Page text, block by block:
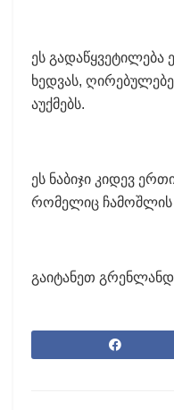
ეს
ხედვას,
აუქმებს.
ეს ნაბიჯი კიდევ
რომელიც ჩამოშლის
გაიტანეთ